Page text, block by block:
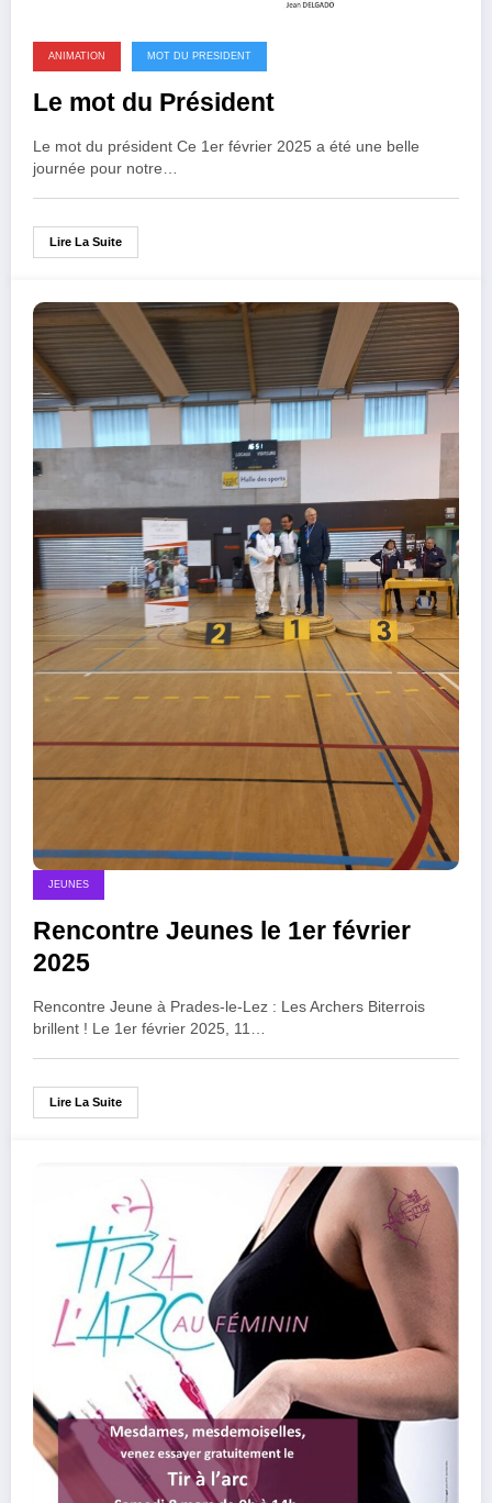
ANIMATION MOT DU PRESIDENT
Le mot du Président
Le mot du président Ce 1er février 2025 a été une belle
journée pour notre…
Lire La Suite
JEUNES
Rencontre Jeunes le 1er février
2025
Rencontre Jeune à Prades-le-Lez : Les Archers Biterrois
brillent ! Le 1er février 2025, 11…
Lire La Suite